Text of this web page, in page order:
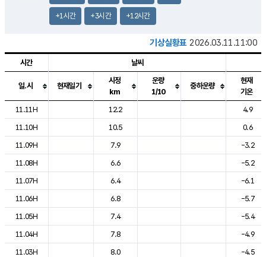
+1시간 +3시간 +12시간
기상실황표 2026.03.11.11:00
도시별 기상실황표로 지점, 날씨, 기온, 강수, 바람, 기압등을 안내한 표입
시간 날씨
일.시 현재일기
시정
km
운량
1/10
중하운량
현재
기온
11.11H
12.2
4.9
11.10H
10.5
0.6
11.09H
7.9
-3.2
11.08H
6.6
-5.2
11.07H
6.4
-6.1
11.06H
6.8
-5.7
11.05H
7.4
-5.4
11.04H
7.8
-4.9
11.03H
8.0
-4.5